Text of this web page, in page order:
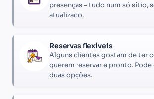
presenças – tudo num só sítio,
atualizado.
Reservas flexíveis
Alguns clientes gostam de ter
querem reservar e pronto. Pode
duas opções.